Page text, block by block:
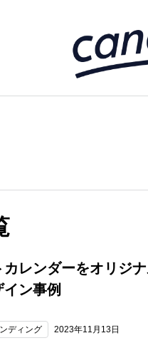
カレンダーをオリジ
ン事例
ディング 2023年11月13日